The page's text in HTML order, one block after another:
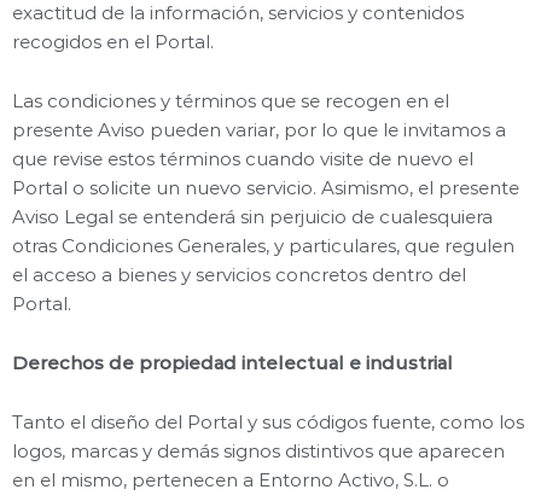
exactitud de la información, servicios y contenidos
recogidos en el Portal.
Las condiciones y términos que se recogen en el
presente Aviso pueden variar, por lo que le invitamos a
que revise estos términos cuando visite de nuevo el
Portal o solicite un nuevo servicio. Asimismo, el presente
Aviso Legal se entenderá sin perjuicio de cualesquiera
otras Condiciones Generales, y particulares, que regulen
el acceso a bienes y servicios concretos dentro del
Portal.
Derechos de propiedad intelectual e industrial
Tanto el diseño del Portal y sus códigos fuente, como los
logos, marcas y demás signos distintivos que aparecen
en el mismo, pertenecen a Entorno Activo, S.L. o